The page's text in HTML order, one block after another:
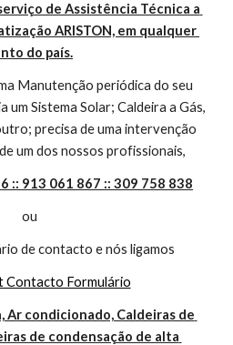
de Assistência Técnica a
ARISTON, em qualquer
do país.
Manutenção periódica do seu
um Sistema Solar; Caldeira a Gás,
precisa de uma intervenção
um dos nossos profissionais,
:: 913 061 867 :: 309 758 838
ou
de contacto e nós ligamos
Contacto Formulário
Ar condicionado, Caldeiras de
de condensação de alta